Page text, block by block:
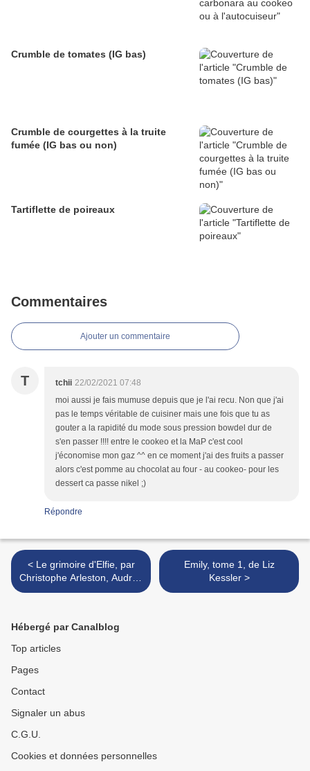
Crumble de tomates (IG bas)
Crumble de courgettes à la truite
fumée (IG bas ou non)
Tartiflette de poireaux
Commentaires
Ajouter un commentaire
T tchii 22/02/2021 07:48
moi aussi je fais mumuse depuis que je l'ai recu. Non que j'ai
pas le temps véritable de cuisiner mais une fois que tu as
gouter a la rapidité du mode sous pression bowdel dur de
s'en passer !!!! entre le cookeo et la MaP c'est cool
j'économise mon gaz ^^ en ce moment j'ai des fruits a passer
alors c'est pomme au chocolat au four - au cookeo- pour les
dessert ca passe nikel ;)
Répondre
< Le grimoire d'Elfie, par
Christophe Arleston, Audrey
Alwett (scénario) et Mini
Emily, tome 1, de Liz
Kessler >
Hébergé par Canalblog
Top articles
Pages
Contact
Signaler un abus
C.G.U.
Cookies et données personnelles